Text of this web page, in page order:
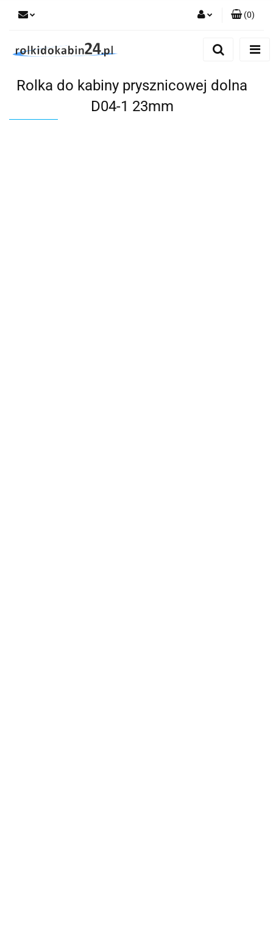
Dodaj zgłoszenie
(0)
Rolka do kabiny prysznicowej dolna
D04-1 23mm